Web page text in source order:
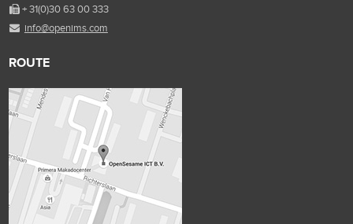
+ 31(0)30 63 00 333
info@openims.com
ROUTE